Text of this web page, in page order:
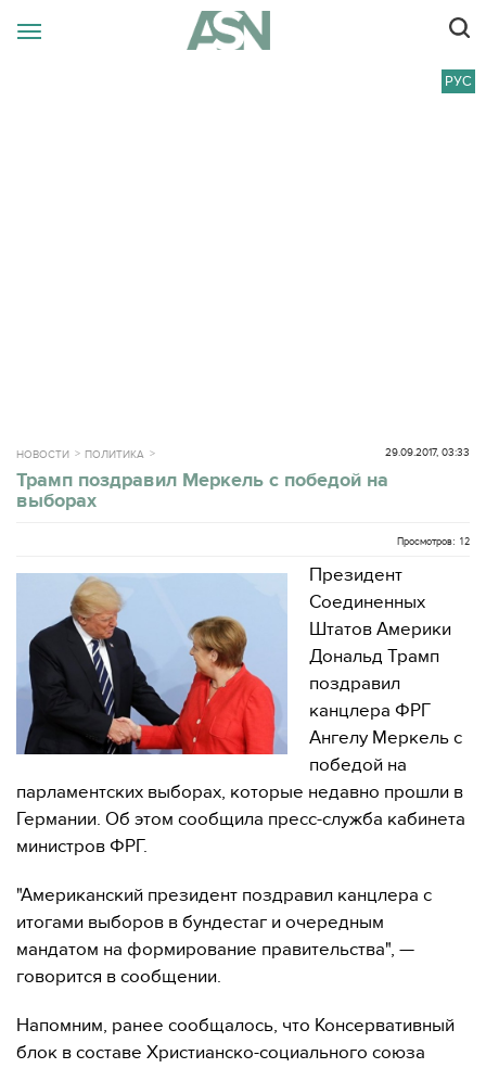
РУС
НОВОСТИ ПОЛИТИКА 29.09.2017, 03:33
Трамп поздравил Меркель с победой на
выборах
Просмотров: 12
Президент
Соединенных
Штатов Америки
Дональд Трамп
поздравил
канцлера ФРГ
Ангелу Меркель с
победой на
парламентских выборах, которые недавно прошли в
Германии. Об этом сообщила пресс-служба кабинета
министров ФРГ.
"Американский президент поздравил канцлера с
итогами выборов в бундестаг и очередным
мандатом на формирование правительства", —
говорится в сообщении.
Напомним, ранее сообщалось, что Консервативный
блок в составе Христианско-социального союза